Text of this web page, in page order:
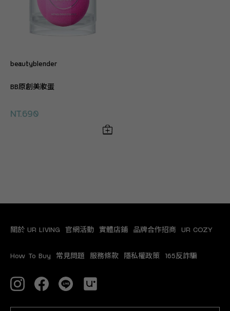
beautyblender
BB原創美妝蛋
NT.690
關於 UR LIVING 官網活動 實體店鋪 品牌合作招商 UR COZY
How To Buy 常見問題 服務條款 隱私權政策 165反詐騙